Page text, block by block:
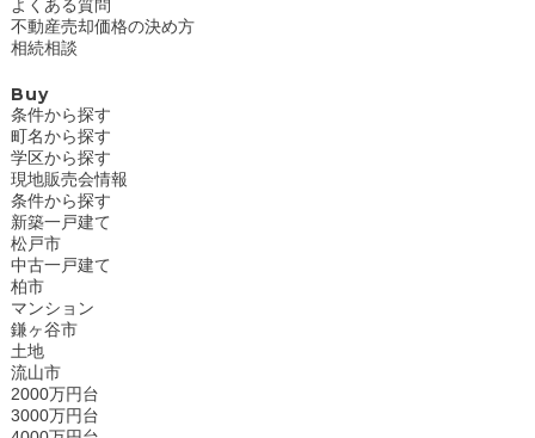
よくある質問
不動産売却価格の決め方
相続相談
Buy
条件から探す
町名から探す
学区から探す
現地販売会情報
条件から探す
新築一戸建て
松戸市
中古一戸建て
柏市
マンション
鎌ヶ谷市
土地
流山市
2000万円台
3000万円台